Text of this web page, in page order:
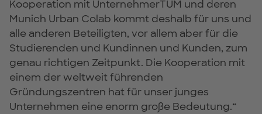
Kooperation mit UnternehmerTUM und deren
Munich Urban Colab kommt deshalb für uns und
alle anderen Beteiligten, vor allem aber für die
Studierenden und Kundinnen und Kunden, zum
genau richtigen Zeitpunkt. Die Kooperation mit
einem der weltweit führenden
Gründungszentren hat für unser junges
Unternehmen eine enorm große Bedeutung.“